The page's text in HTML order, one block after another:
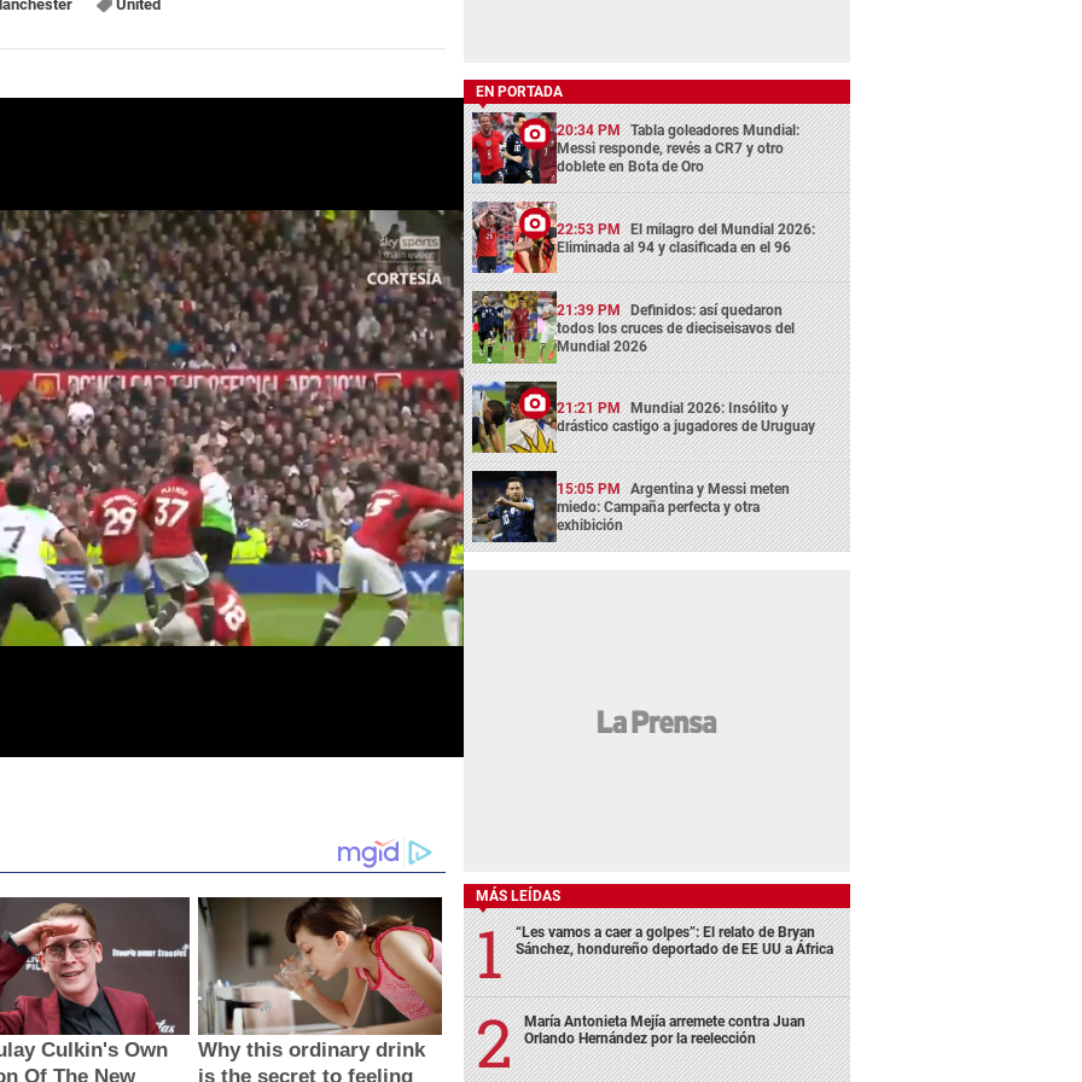
United
Culkin's Own
Of The New
Why this ordinary drink
is the secret to feeling
EN PORTADA
20:34 PM Tabla goleadores Mundial:
Messi responde, revés a CR7 y otro
doblete en Bota de Oro
22:53 PM El milagro del Mundial 2026:
Eliminada al 94 y clasificada en el 96
21:39 PM Definidos: así quedaron
todos los cruces de dieciseisavos del
Mundial 2026
21:21 PM Mundial 2026: Insólito y
drástico castigo a jugadores de Uruguay
15:05 PM Argentina y Messi meten
miedo: Campaña perfecta y otra
exhibición
MÁS LEÍDAS
“Les vamos a caer a golpes”: El relato de Bryan
Sánchez, hondureño deportado de EE UU a África
María Antonieta Mejía arremete contra Juan
Orlando Hernández por la reelección